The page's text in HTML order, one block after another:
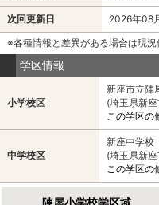
次回更新日
2026年08
※各種情報と差異がある場合は現
学区情報
小学校区
新座市立陣
(埼玉県新座
この学区の
中学校区
新座中学校
(埼玉県新座
この学区の
陣屋小学校学区域